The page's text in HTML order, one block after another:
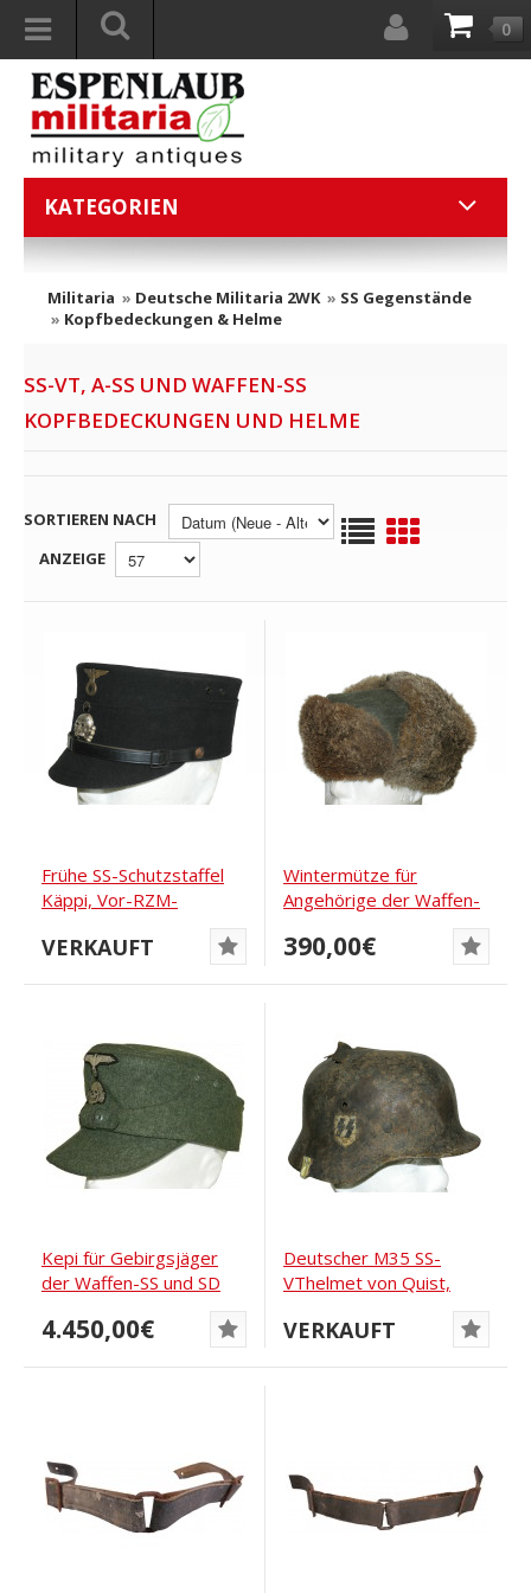
0
KATEGORIEN
Militaria » Deutsche Militaria 2WK» SS Gegenstände
» Kopfbedeckungen & Helme
SS-VT, A-SS UND WAFFEN-SS
KOPFBEDECKUNGEN UND HELME
SORTIEREN NACH
ANZEIGE
Frühe SS-Schutzstaffel
Käppi, Vor-RZM-
VERKAUFT
Wintermütze für
Angehörige der Waffen-
390,00€
Kepi für Gebirgsjäger
der Waffen-SS und SD
4.450,00€
Deutscher M35 SS-
VThelmet von Quist,
VERKAUFT